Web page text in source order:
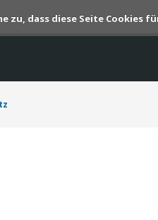
zu, dass diese Seite Cookies